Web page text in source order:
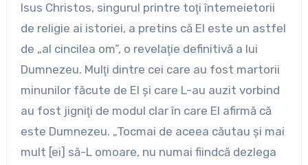
Isus Christos, singurul printre toţi întemeietorii
de religie ai istoriei, a pretins că El este un astfel
de „al cincilea om”, o revelaţie definitivă a lui
Dumnezeu. Mulţi dintre cei care au fost martorii
minunilor făcute de El şi care L-au auzit vorbind
au fost jigniţi de modul clar în care El afirmă că
este Dumnezeu. „Tocmai de aceea căutau şi mai
mult [ei] să-L omoare, nu numai fiindcă dezlega